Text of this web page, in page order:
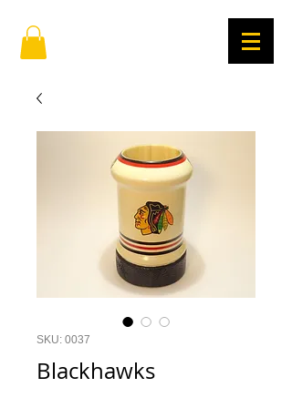
SKU: 0037
Blackhawks